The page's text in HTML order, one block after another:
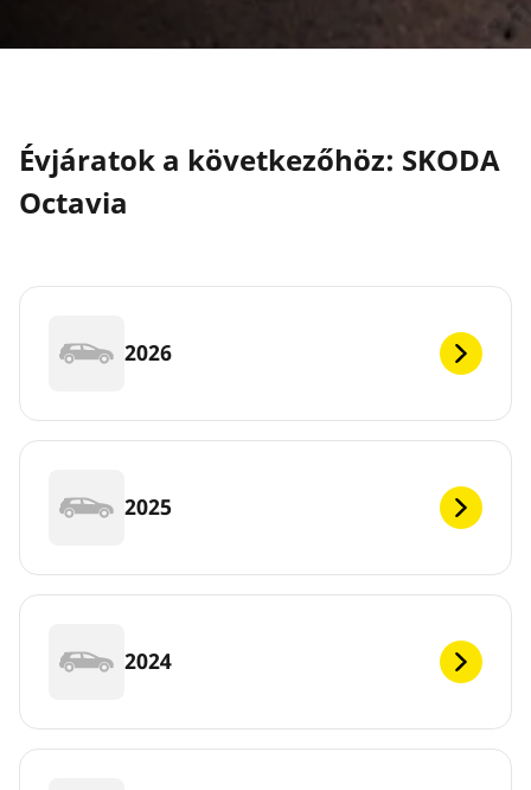
Évjáratok a következőhöz: SKODA
Octavia
2026
2025
2024